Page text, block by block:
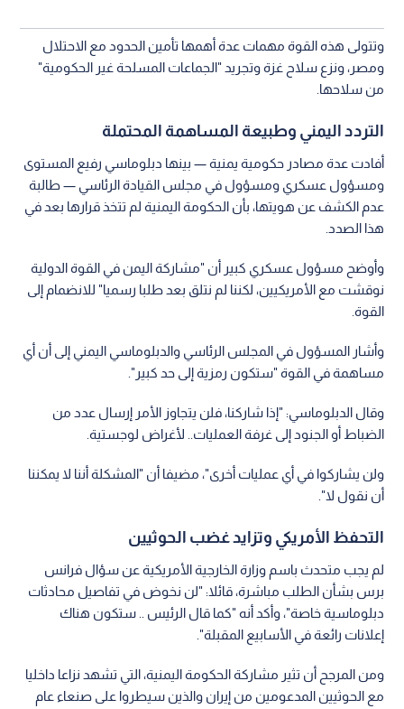
وتتولى هذه القوة مهمات عدة أهمها تأمين الحدود مع الاحتلال
ومصر، ونزع سلاح غزة وتجريد "الجماعات المسلحة غير الحكومية"
من سلاحها.
التردد اليمني وطبيعة المساهمة المحتملة
أفادت عدة مصادر حكومية يمنية — بينها دبلوماسي رفيع المستوى
ومسؤول عسكري ومسؤول في مجلس القيادة الرئاسي — طالبة
عدم الكشف عن هويتها، بأن الحكومة اليمنية لم تتخذ قرارها بعد في
هذا الصدد.
وأوضح مسؤول عسكري كبير أن "مشاركة اليمن في القوة الدولية
نوقشت مع الأمريكيين، لكننا لم نتلق بعد طلبا رسميا" للانضمام إلى
القوة.
وأشار المسؤول في المجلس الرئاسي والدبلوماسي اليمني إلى أن أي
مساهمة في القوة "ستكون رمزية إلى حد كبير".
وقال الدبلوماسي: "إذا شاركنا، فلن يتجاوز الأمر إرسال عدد من
الضباط أو الجنود إلى غرفة العمليات.. لأغراض لوجستية.
ولن يشاركوا في أي عمليات أخرى"، مضيفا أن "المشكلة أننا لا يمكننا
أن نقول لا".
التحفظ الأمريكي وتزايد غضب الحوثيين
لم يجب متحدث باسم وزارة الخارجية الأمريكية عن سؤال فرانس
برس بشأن الطلب مباشرة، قائلا: "لن نخوض في تفاصيل محادثات
دبلوماسية خاصة"، وأكد أنه "كما قال الرئيس .. ستكون هناك
إعلانات رائعة في الأسابيع المقبلة".
ومن المرجح أن تثير مشاركة الحكومة اليمنية، التي تشهد نزاعا داخليا
مع الحوثيين المدعومين من إيران والذين سيطروا على صنعاء عام